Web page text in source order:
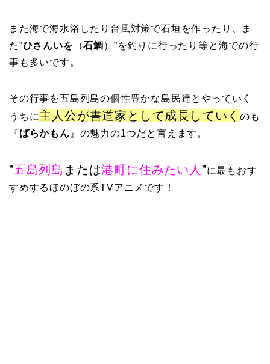
また海で海水浴したり台風対策で石垣を作ったり、ま
た”ひさんいを （石鯛 ）”を釣りに行ったり等と海での行
事も多いです。
その行事を五島列島の個性豊かな島民達とやっていく
うちに主人公が書道家として成長していくのも
『ばらかもん 』の魅力の1つだと言えます。
”五島列島 または港町に住みたい人 ”に最もおす
すめするほのぼの系TVアニメです！